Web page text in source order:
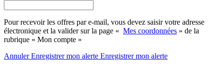
Pour recevoir les offres par e-mail, vous devez saisir votre adresse
électronique et la valider sur la page « Mes coordonnées » de la
rubrique « Mon compte »
AnnulerEnregistrer mon alerte Enregistrermon alerte